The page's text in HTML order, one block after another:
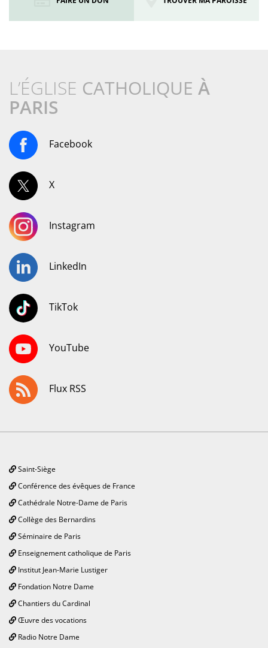
L’ÉGLISE CATHOLIQUE À
PARIS
Facebook
X
Instagram
LinkedIn
TikTok
YouTube
Flux RSS
Saint-Siège
Conférence des évêques de France
Cathédrale Notre-Dame de Paris
Collège des Bernardins
Séminaire de Paris
Enseignement catholique de Paris
Institut Jean-Marie Lustiger
Fondation Notre Dame
Chantiers du Cardinal
Œuvre des vocations
Radio Notre Dame